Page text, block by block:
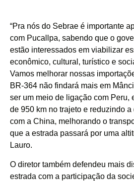
“Pra nós do Sebrae é importante
com Pucallpa, sabendo que o
estão interessados em viabilizar
econômico, cultural, turístico e
Vamos melhorar nossas
BR-364 não findará mais em
ser um meio de ligação com Peru,
de 950 km no trajeto e reduzindo a
com a China, melhorando o
que a estrada passará por uma
Lauro.
O diretor também defendeu mais
estrada com a participação da